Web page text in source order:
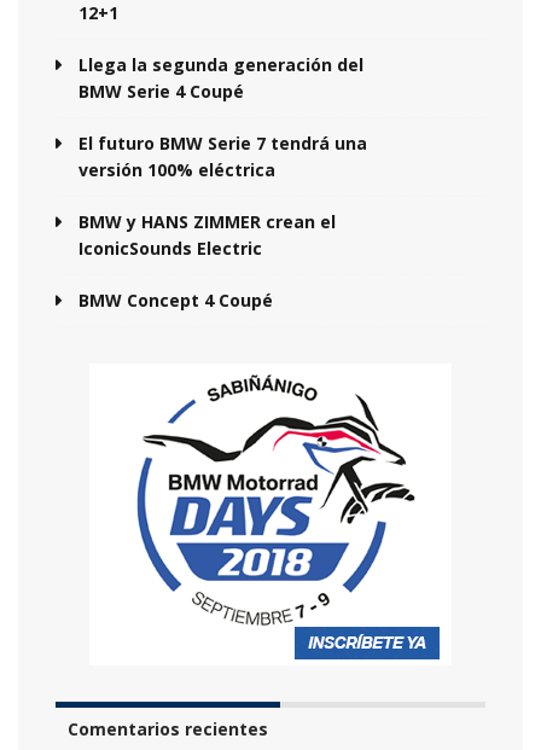
12+1
Llega la segunda generación del
BMW Serie 4 Coupé
El futuro BMW Serie 7 tendrá una
versión 100% eléctrica
BMW y HANS ZIMMER crean el
IconicSounds Electric
BMW Concept 4 Coupé
Comentarios recientes